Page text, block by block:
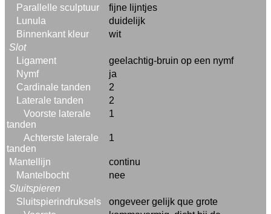
Parallelle sculptuur
fijne lijntjes
Lunula
duidelijk
Binnenkant kleur
wit
Slot
Ligament
geelachtig-bruin op een nymf
Nymf
ja
Cardinale tanden
2
Laterale tanden
2
Voorste laterale
tanden
1
Achterste laterale
tanden
1
Mantellijn
continu
Mantelbocht
nee
Sluitspieren
Sluitspierindruksels
ongeveer gelijk que grote